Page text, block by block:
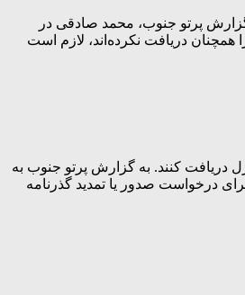
خودروهای صفر کیلومتر برای دریافت کارت سوخت خود باید به پلیس +۱۰ مراجعه کنند. به گزارش پرتو جنوب، محمد صادقی در
دریافت نکرده‌اند، لازم است
دریافت کنند. به گزارش پرتو جنوب به
درخواست صدور یا تمدید گذرنامه